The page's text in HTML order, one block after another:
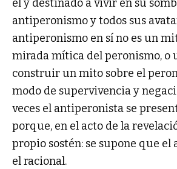
él y destinado a vivir en su
antiperonismo y todos sus
antiperonismo en sí no es un
mirada mítica del peronismo, o
construir un mito sobre el
modo de supervivencia y
veces el antiperonista se
porque, en el acto de la
propio sostén: se supone que
el racional.